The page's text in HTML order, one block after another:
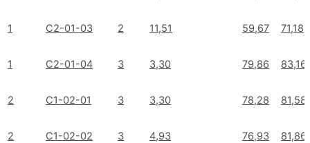
1 C2-01-03 2 11,51 59,67 71,18
1 C2-01-04 3 3,30 79,86 83,16
2 C1-02-01 3 3,30 78,28 81,58
2 C1-02-02 3 4,93 76,93 81,86